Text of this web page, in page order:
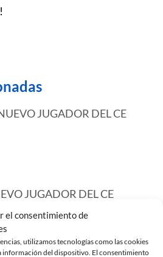
el consentimiento de
utilizamos tecnologías como las cookies
información del dispositivo. El consentimiento
JUGADOR DEL CE
JUGADOR DEL CE